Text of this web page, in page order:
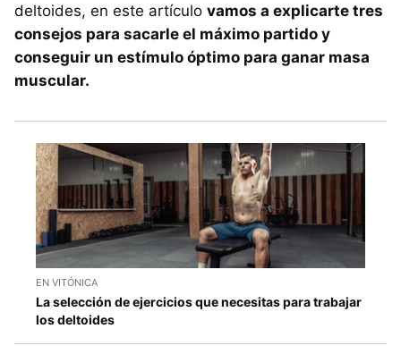
deltoides, en este artículo vamos a explicarte tres
consejos para sacarle el máximo partido y
conseguir un estímulo óptimo para ganar masa
muscular.
EN VITÓNICA
La selección de ejercicios que necesitas para trabajar
los deltoides